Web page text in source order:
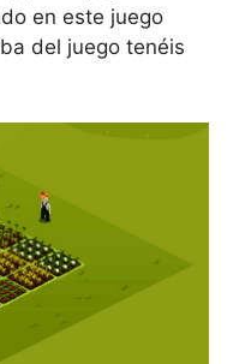
en este juego
del juego tenéis